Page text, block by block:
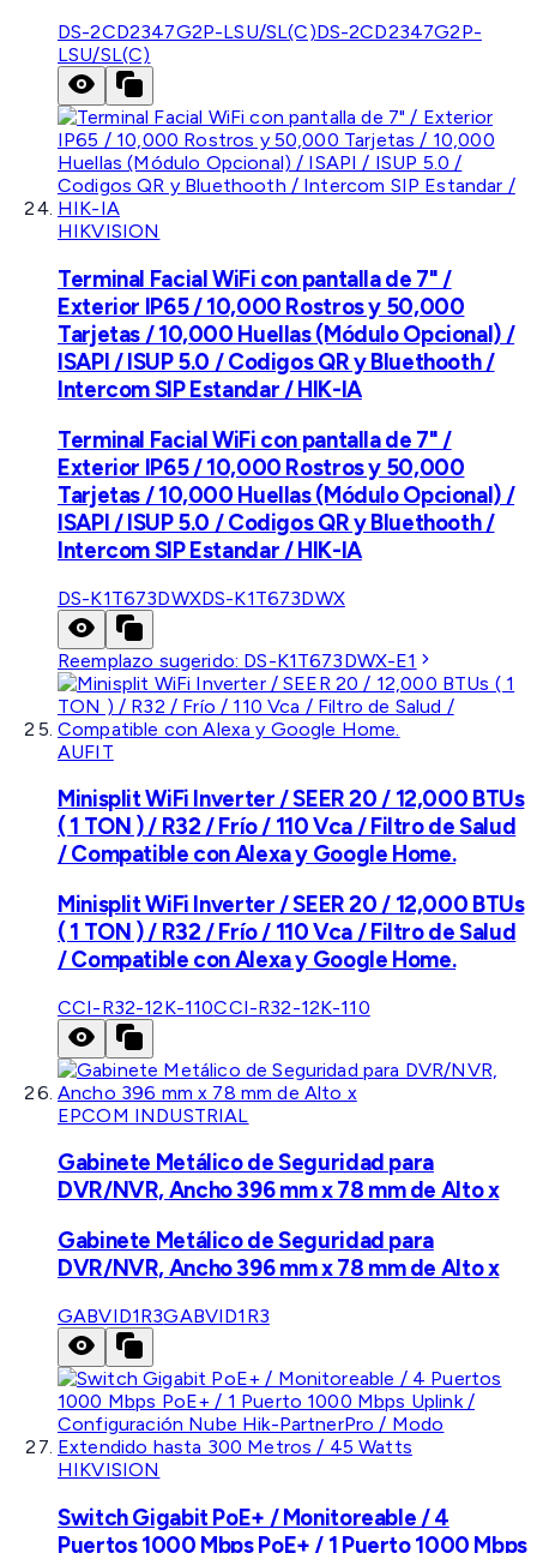
DS-2CD2347G2P-LSU/SL(C)DS-2CD2347G2P-
LSU/SL(C)
HIKVISION
Terminal Facial WiFi con pantalla de 7" /
Exterior IP65 / 10,000 Rostros y 50,000
Tarjetas / 10,000 Huellas (Módulo Opcional) /
ISAPI / ISUP 5.0 / Codigos QR y Bluethooth /
Intercom SIP Estandar / HIK-IA
Terminal Facial WiFi con pantalla de 7" /
Exterior IP65 / 10,000 Rostros y 50,000
Tarjetas / 10,000 Huellas (Módulo Opcional) /
ISAPI / ISUP 5.0 / Codigos QR y Bluethooth /
Intercom SIP Estandar / HIK-IA
DS-K1T673DWXDS-K1T673DWX
Reemplazo sugerido: DS-K1T673DWX-E1
AUFIT
Minisplit WiFi Inverter / SEER 20 / 12,000 BTUs
( 1 TON ) / R32 / Frío / 110 Vca / Filtro de Salud
/ Compatible con Alexa y Google Home.
Minisplit WiFi Inverter / SEER 20 / 12,000 BTUs
( 1 TON ) / R32 / Frío / 110 Vca / Filtro de Salud
/ Compatible con Alexa y Google Home.
CCI-R32-12K-110CCI-R32-12K-110
EPCOM INDUSTRIAL
Gabinete Metálico de Seguridad para
DVR/NVR, Ancho 396 mm x 78 mm de Alto x
Gabinete Metálico de Seguridad para
DVR/NVR, Ancho 396 mm x 78 mm de Alto x
GABVID1R3GABVID1R3
HIKVISION
Switch Gigabit PoE+ / Monitoreable / 4
Puertos 1000 Mbps PoE+ / 1 Puerto 1000 Mbps